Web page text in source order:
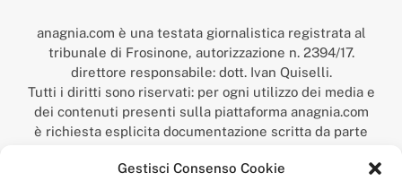
Gestisci Consenso Cookie
anagnia.com è una testata giornalistica registrata al
tribunale di Frosinone, autorizzazione n. 2394/17.
direttore responsabile: dott. Ivan Quiselli.
Tutti i diritti sono riservati: per ogni utilizzo dei media e
dei contenuti presenti sulla piattaforma anagnia.com
è richiesta esplicita documentazione scritta da parte
“Anagnia” è un marchio registrato presso l’Ufficio Italiano